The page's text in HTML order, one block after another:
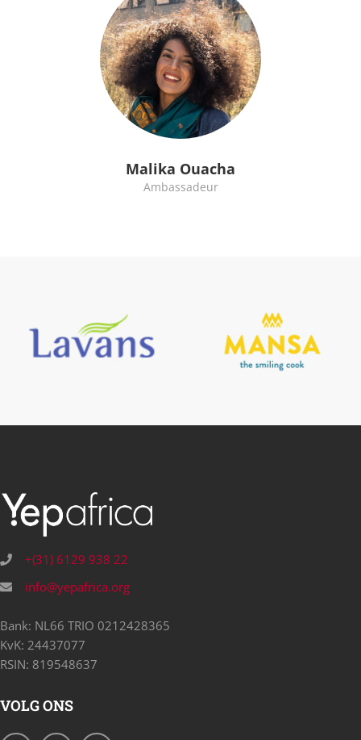
Malika Ouacha
Ambassadeur
+(31) 6129 938 22
info@yepafrica.org
Bank: NL66 TRIO 0212428365
KvK: 24437077
RSIN: 819548637
VOLG ONS